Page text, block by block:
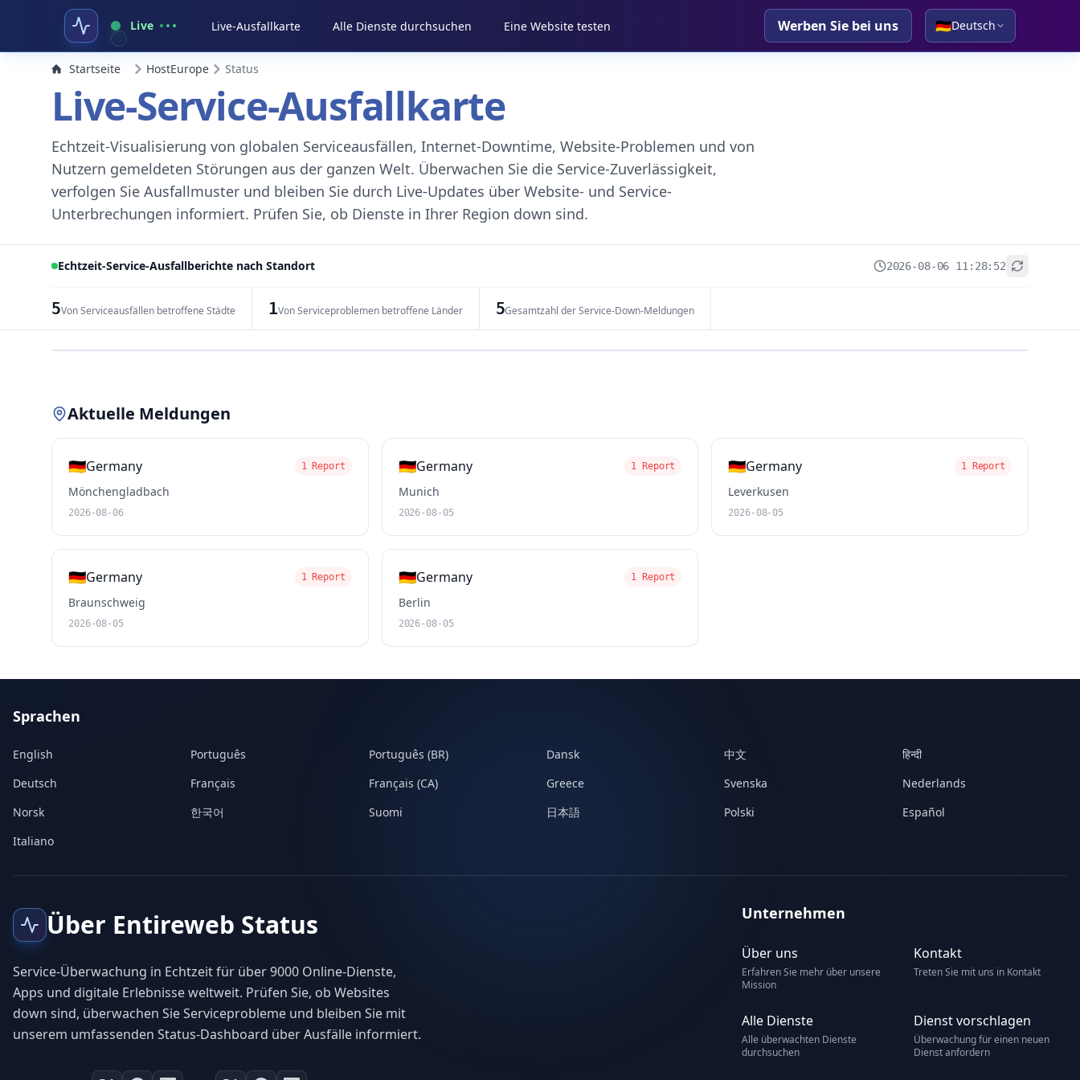
Live Live-Ausfallkarte Alle Dienste durchsuchen Eine Website testen Werben Sie bei uns 🇩🇪Deutsch
Startseite HostEurope Status
Live-Service-Ausfallkarte
Echtzeit-Visualisierung von globalen Serviceausfällen, Internet-Downtime, Website-Problemen und von
Nutzern gemeldeten Störungen aus der ganzen Welt. Überwachen Sie die Service-Zuverlässigkeit,
verfolgen Sie Ausfallmuster und bleiben Sie durch Live-Updates über Website- und Service-
Unterbrechungen informiert. Prüfen Sie, ob Dienste in Ihrer Region down sind.
Echtzeit-Service-Ausfallberichte nach Standort 2026-08-06 11:28:52
5Von Serviceausfällen betroffene Städte 1Von Serviceproblemen betroffene Länder 5Gesamtzahl der Service-Down-Meldungen
Aktuelle Meldungen
🇩🇪Germany 1 Report
Mönchengladbach
2026-08-06
🇩🇪Germany 1 Report
Munich
2026-08-05
🇩🇪Germany 1 Report
Leverkusen
2026-08-05
🇩🇪Germany 1 Report
Braunschweig
2026-08-05
🇩🇪Germany 1 Report
Berlin
2026-08-05
Sprachen
English Português Português (BR) Dansk 中文
हिन्दी
Deutsch
Français Français (CA) Greece Svenska
Nederlands
Norsk
한국어 Suomi 日本語 Polski
Español
Italiano
Über Entireweb Status
Service-Überwachung in Echtzeit für über 9000 Online-Dienste,
Apps und digitale Erlebnisse weltweit. Prüfen Sie, ob Websites
down sind, überwachen Sie Serviceprobleme und bleiben Sie mit
unserem umfassenden Status-Dashboard über Ausfälle informiert.
Unternehmen
Über uns
Erfahren Sie mehr über unsere
Mission
Kontakt
Treten Sie mit uns in Kontakt
Alle Dienste
Alle überwachten Dienste
durchsuchen
Dienst vorschlagen
Überwachung für einen neuen
Dienst anfordern